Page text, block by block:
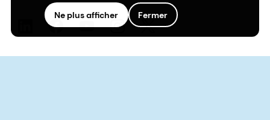
Ne plus afficher Fermer